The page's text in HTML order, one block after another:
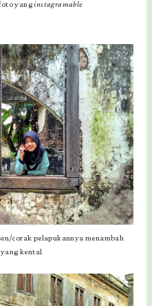
yanginstagramable
corak pelapukannya menambah
yang kental